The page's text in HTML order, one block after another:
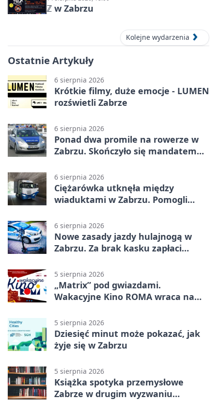
ℤ w Zabrzu
Kolejne wydarzenia
Ostatnie Artykuły
6 sierpnia 2026
Krótkie filmy, duże emocje - LUMEN
rozświetli Zabrze
6 sierpnia 2026
Ponad dwa promile na rowerze w
Zabrzu. Skończyło się mandatem
6 sierpnia 2026
Ciężarówka utknęła między
wiaduktami w Zabrzu. Pomogli
6 sierpnia 2026
Nowe zasady jazdy hulajnogą w
Zabrzu. Za brak kasku zapłaci
5 sierpnia 2026
„Matrix” pod gwiazdami.
Wakacyjne Kino ROMA wraca na
5 sierpnia 2026
Dziesięć minut może pokazać, jak
żyje się w Zabrzu
5 sierpnia 2026
Książka spotyka przemysłowe
Zabrze w drugim wyzwaniu